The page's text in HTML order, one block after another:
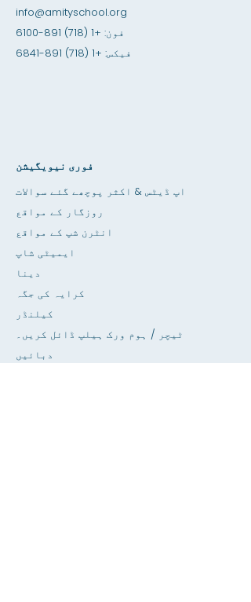
info@amityschool.org
فون: +1 (718) 891-6100
فیکس: +1 (718) 891-6841
فوری نیویگیشن
اپ ڈیٹس & اکثر پوچھے گئے سوالات
روزگار کے مواقع
انٹرن شپ کے مواقع
ایمیٹی شاپ
دینا
کرایہ کی جگہ
کیلنڈر
ٹیچر / ہوم ورک ہیلپ ڈائل کریں۔
دبائیں